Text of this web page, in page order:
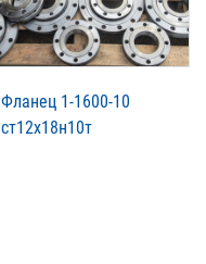
Фланец 1-1600-10
ст12х18н10т